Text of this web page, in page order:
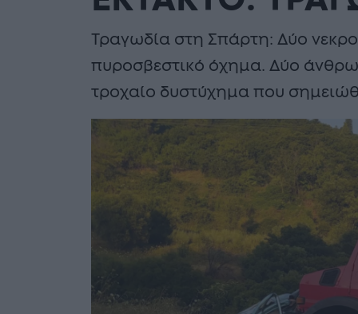
Τραγωδία στη Σπάρτη: Δύο
πυροσβεστικό όχημα. Δύο
τροχαίο δυστύχημα που